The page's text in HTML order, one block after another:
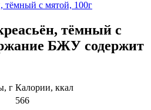
тёмный с
БЖУ содержит
г Калории, ккал
566